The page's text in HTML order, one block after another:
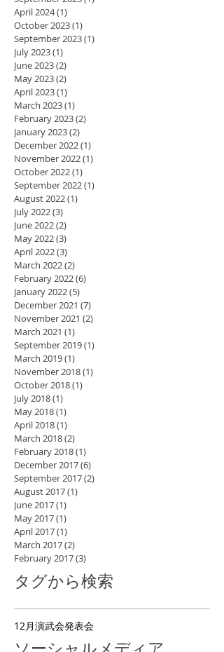
April 2026 (1) 1 post
March 2026(3)3 posts
September 2025 (1)
April 2024(1)
1 post
October 2023
September 2023
July 2023 (1)1 post
June 2023(2)2 posts
May 2023
(2)2 posts
April 2023(1) 1 post
March 2023(1)1 post
February 2023 (2)2 posts
January 2023(2)2 posts
December 2022(1)1 post
November 2022
(1)1 post
October 2022 (1)
September 2022
August 2022
July 2022 (3)3 posts
June 2022(2)2 posts
May 2022
(3)3 posts
April 2022(3) 3 posts
March 2022(2)2 posts
February 2022 (6)6 posts
January 2022(5)
5 posts
December 2021(7)7 posts
November 2021
(2)2 posts
March 2021(1)1 post
September 2019(1)
March 2019
(1) 1 post
November 2018
October 2018
July 2018 (1)1 post
May 2018
(1)1 post
April 2018
(1)1 post
March 2018
(2)2 posts
February 2018(1)1 post
December 2017
September 2017
August 2017
June 2017 (1)1 post
May 2017
(1)1 post
April 2017
1 post
March 2017 (2)2 posts
February 2017
(3)3 posts
タグから検索